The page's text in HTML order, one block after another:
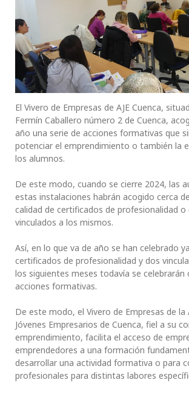
El Vivero de Empresas de AJE Cuenca,
Fermín Caballero número 2 de Cuenca,
año una serie de acciones formativas que
potenciar el emprendimiento o también la
los alumnos.
De este modo, cuando se cierre 2024, las
estas instalaciones habrán acogido cerca
calidad de certificados de profesionalidad o
vinculados a los mismos.
Así, en lo que va de año se han celebrado
certificados de profesionalidad y dos
los siguientes meses todavía se celebrarán
acciones formativas.
De este modo, el Vivero de Empresas de la
Jóvenes Empresarios de Cuenca, fiel a su
emprendimiento, facilita el acceso de
emprendedores a una formación
desarrollar una actividad formativa o para
profesionales para distintas labores